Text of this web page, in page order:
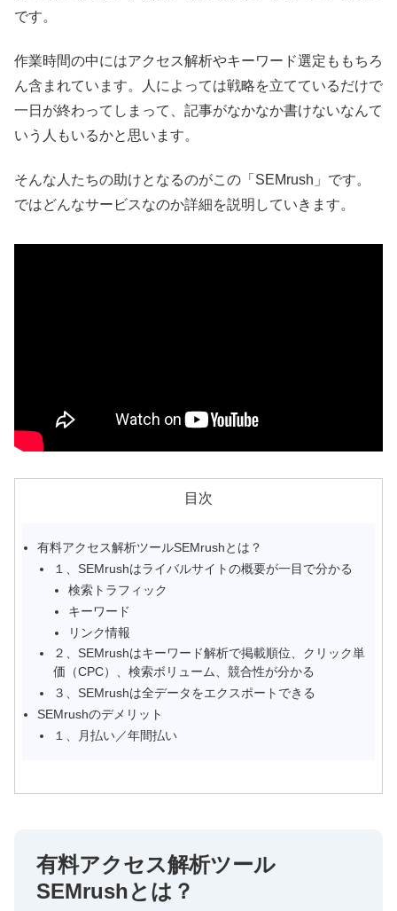
です。
作業時間の中にはアクセス解析やキーワード選定ももちろ
ん含まれています。人によっては戦略を立てているだけで
一日が終わってしまって、記事がなかなか書けないなんて
いう人もいるかと思います。
そんな人たちの助けとなるのがこの「SEMrush」です。
ではどんなサービスなのか詳細を説明していきます。
目次
有料アクセス解析ツールSEMrushとは？
１、SEMrushはライバルサイトの概要が一目で分かる
検索トラフィック
キーワード
リンク情報
２、SEMrushはキーワード解析で掲載順位、クリック単
価（CPC）、検索ボリューム、競合性が分かる
３、SEMrushは全データをエクスポートできる
SEMrushのデメリット
１、月払い／年間払い
有料アクセス解析ツール
SEMrushとは？